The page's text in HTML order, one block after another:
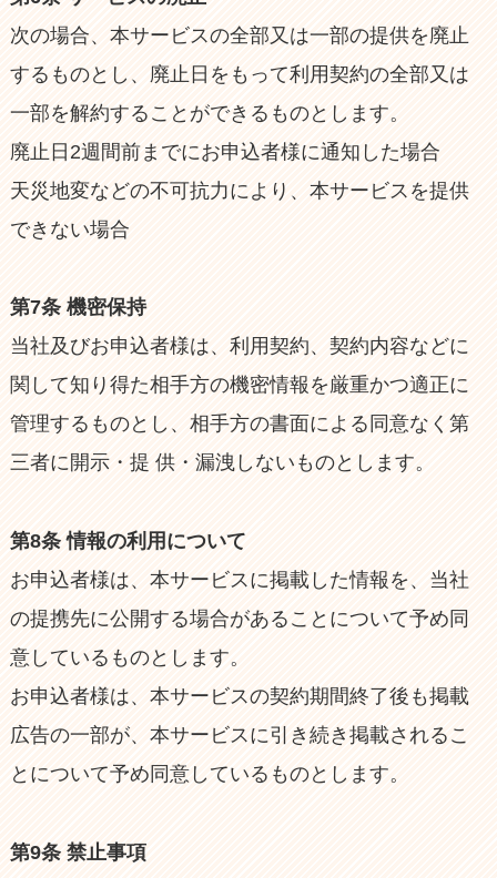
次の場合、本サービスの全部又は一部の提供を廃止
するものとし、廃止日をもって利用契約の全部又は
一部を解約することができるものとします。
廃止日2週間前までにお申込者様に通知した場合
天災地変などの不可抗力により、本サービスを提供
できない場合
第7条 機密保持
当社及びお申込者様は、利用契約、契約内容などに
関して知り得た相手方の機密情報を厳重かつ適正に
管理するものとし、相手方の書面による同意なく第
三者に開示・提 供・漏洩しないものとします。
第8条 情報の利用について
お申込者様は、本サービスに掲載した情報を、当社
の提携先に公開する場合があることについて予め同
意しているものとします。
お申込者様は、本サービスの契約期間終了後も掲載
広告の一部が、本サービスに引き続き掲載されるこ
とについて予め同意しているものとします。
第9条 禁止事項